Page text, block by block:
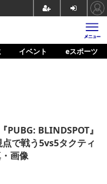
イベント eスポーツ
BLINDSPOT』
で戦う5vs5タクティ
画像